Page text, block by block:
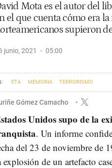
Mota es el autor del
el que cuenta cómo era
supieron
junio, 2021 05:00
ETA MEMORIA TERRORISMO
Gómez Camacho
Unidos supo de la
. Un informe
del 23 de noviembre de
explosión de un artefacto